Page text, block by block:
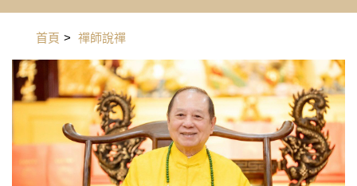
首頁 > 禪師說禪